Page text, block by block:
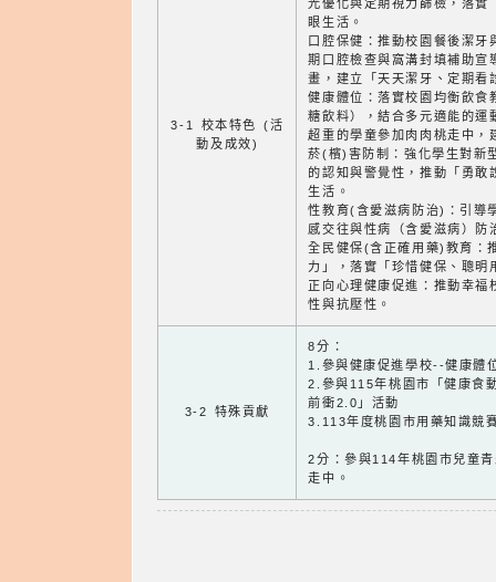
3-1 校本特色 (活
動及成效)
光優化與定期視力篩檢，落實
眼生活。
口腔保健：推動校園餐後潔
期口腔檢查與窩溝封填補助宣
畫，建立「天天潔牙、定期看
健康體位：落實校園均衡飲食
糖飲料），結合多元適能的運
超重的學童參加肉肉桃走中，
菸(檳)害防制：強化學生對新
的認知與警覺性，推動「勇敢
生活。
性教育(含愛滋病防治)：引導
感交往與性病（含愛滋病）防
全民健保(含正確用藥)教育：
力」，落實「珍惜健保、聰明
正向心理健康促進：推動幸福
性與抗壓性。
3-2 特殊貢獻
8分：
1.參與健康促進學校--健康體
2.參與115年桃園市「健康食
前衝2.0」活動
3.113年度桃園市用藥知識競
2分：參與114年桃園市兒童
走中。